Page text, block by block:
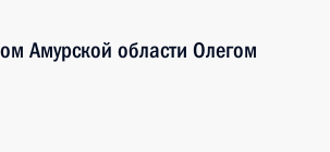
Амурской области Олегом